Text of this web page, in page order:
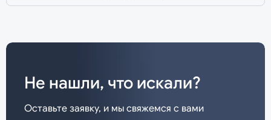
Не нашли, что искали?
Оставьте заявку, и мы свяжемся с вами